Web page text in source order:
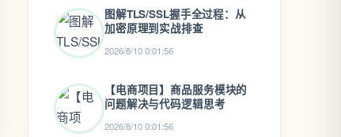
图解TLS/SSL握手全过程：从
加密原理到实战排查
2026/8/10 0:01:56
【电商项目】商品服务模块的
问题解决与代码逻辑思考
2026/8/10 0:01:56